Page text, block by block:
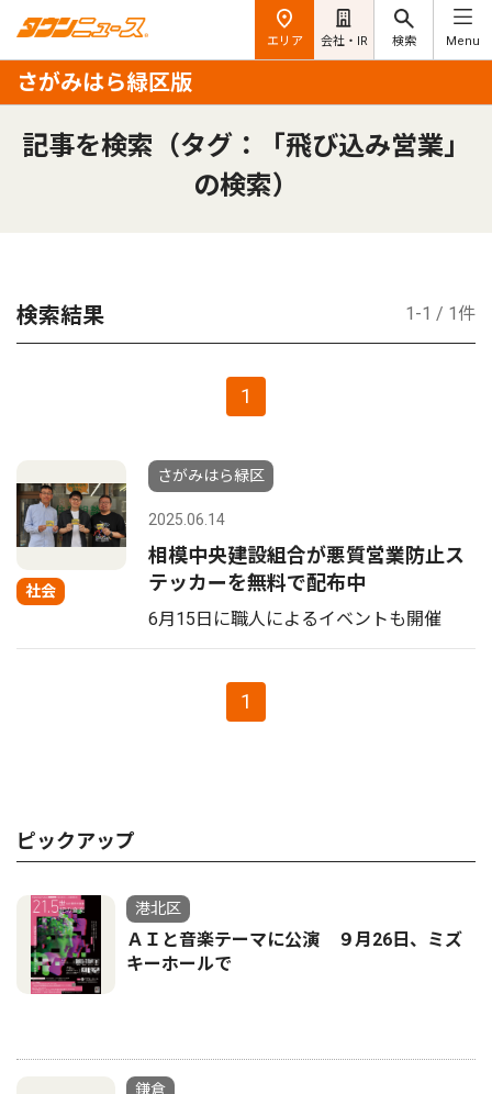
エリア 会社・IR 検索 Menu
さがみはら緑区版
記事を検索（タグ：「飛び込み営業」
の検索）
検索結果 1-1 / 1件
1
社会
さがみはら緑区
2025.06.14
相模中央建設組合が悪質営業防止ス
テッカーを無料で配布中
6月15日に職人によるイベントも開催
1
ピックアップ
港北区
ＡＩと音楽テーマに公演 ９月26日、ミズ
キーホールで
鎌倉